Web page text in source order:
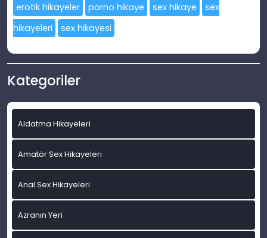
erotik hikayeler porno hikaye sex hikaye
sex
hikayeleri
sex hikayesi
Kategoriler
Aldatma Hikayeleri
Amatör Sex Hikayeleri
Anal Sex Hikayeleri
Azranın Yeri